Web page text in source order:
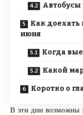
Как доехать
июня
Когда
Какой
Коротко о
В эти дни возможны